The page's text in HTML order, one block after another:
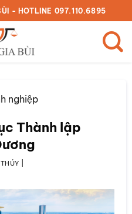
- HOTLINE 097.110.6895
nghiệp
Thành lập